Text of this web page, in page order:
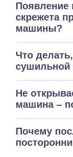
Появление
скрежета
машины?
Что
Не
машина –
Почему